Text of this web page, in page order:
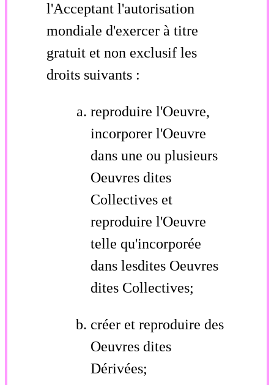
l'Acceptant l'autorisation
mondiale d'exercer à titre
gratuit et non exclusif les
droits suivants :
reproduire l'Oeuvre,
incorporer l'Oeuvre
dans une ou plusieurs
Oeuvres dites
Collectives et
reproduire l'Oeuvre
telle qu'incorporée
dans lesdites Oeuvres
dites Collectives;
créer et reproduire des
Oeuvres dites
Dérivées;